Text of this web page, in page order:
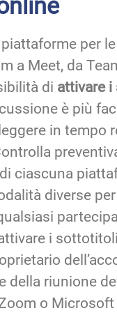
per
a Meet, da
di attivare
è più
in tempo
di ciascuna
diverse per
i
della riunione
o Microsoft